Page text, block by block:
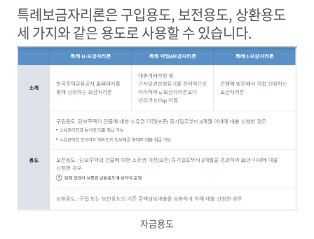
특례보금자리론은 구입용도, 보전용도, 상환용도
세 가지와 같은 용도로 사용할 수 있습니다.
자금용도